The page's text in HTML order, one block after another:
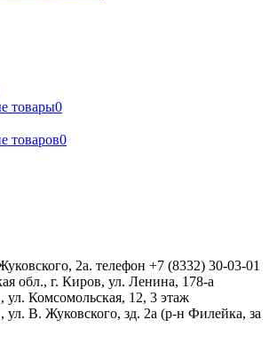
товары0
товаров0
2а. телефон +7 (8332) 30-03-01
обл., г. Киров, ул. Ленина, 178-а
ул. Комсомольская, 12, 3 этаж
ул. В. Жуковского, зд. 2а (р-н Филейка, за